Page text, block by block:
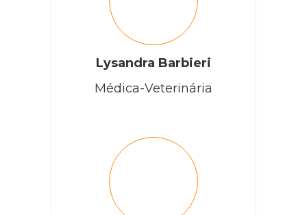
Lysandra Barbieri
Médica-Veterinária